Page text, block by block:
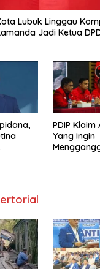
Lubuk Linggau
Jadi Ketua
PDIP Klaim
Yang Ingin